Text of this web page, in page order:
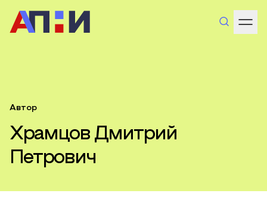
Автор
Храмцов Дмитрий
Петрович